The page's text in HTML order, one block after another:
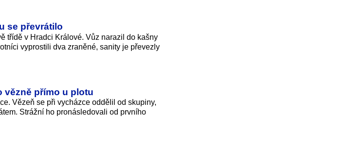
se převrátilo
třídě v Hradci Králové. Vůz narazil do kašny
vyprostili dva zraněné, sanity je převezly
vězně přímo u plotu
Vězeň se při vycházce oddělil od skupiny,
Strážní ho pronásledovali od prvního